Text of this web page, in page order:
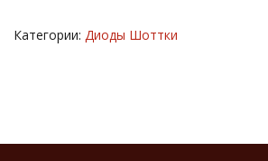
Категории: Диоды Шоттки